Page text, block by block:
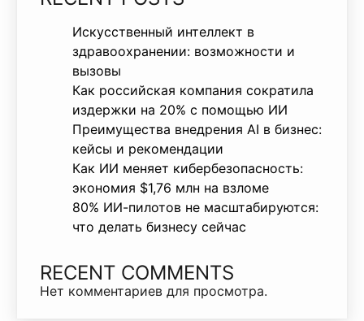
Искусственный интеллект в
здравоохранении: возможности и
вызовы
Как российская компания сократила
издержки на 20% с помощью ИИ
Преимущества внедрения AI в бизнес:
кейсы и рекомендации
Как ИИ меняет кибербезопасность:
экономия $1,76 млн на взломе
80% ИИ-пилотов не масштабируются:
что делать бизнесу сейчас
RECENT COMMENTS
Нет комментариев для просмотра.